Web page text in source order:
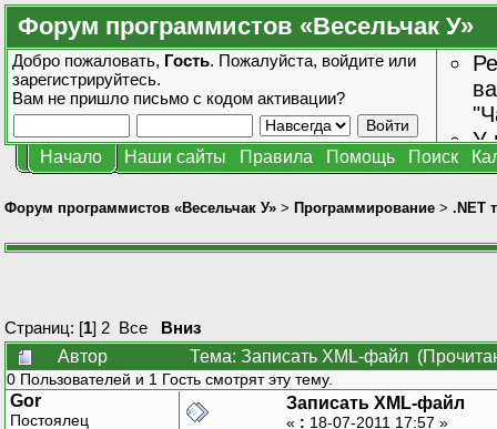
Форум программистов «Весельчак У»
Добро пожаловать, Гость. Пожалуйста, войдите или
зарегистрируйтесь.
Вам не пришло письмо с кодом активации?
У
Начало Наши сайты Правила Помощь Поиск
Форум программистов «Весельчак У» > Программирование > .NET
Страниц: [1] 2 Все
Вниз
Автор
Тема: Записать XML-файл
0 Пользователей и 1 Гость смотрят эту тему.
Gor
Постоялец
Записать XML-файл
« : 18-07-2011 17:57 »